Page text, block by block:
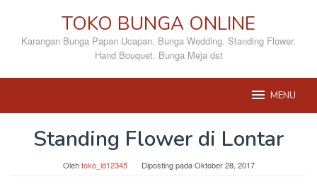
konten
TOKO BUNGA ONLINE
Karangan Bunga Papan Ucapan. Bunga Wedding. Standing Flower.
Hand Bouquet. Bunga Meja dst
MENU
Standing Flower di Lontar
Olehtoko_id12345 Diposting padaOktober 28, 2017